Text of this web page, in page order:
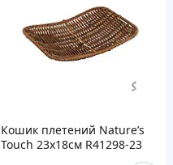
Кошик плетений Nature’s
Touch 23х18см R41298-23